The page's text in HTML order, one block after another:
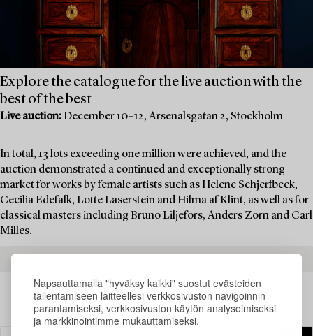
Napsauttamalla "hyväksy kaikki" suostut evästeiden
tallentamiseen laitteellesi verkkosivuston navigoinnin
parantamiseksi, verkkosivuston käytön analysoimiseksi
ja markkinointimme mukauttamiseksi.
Explore the catalogue for the live auction with the
best of the best
Live auction: December 10–12, Arsenalsgatan 2, Stockholm
In total, 13 lots exceeding one million were achieved, and the
auction demonstrated a continued and exceptionally strong
market for works by female artists such as Helene Schjerfbeck,
Cecilia Edefalk, Lotte Laserstein and Hilma af Klint, as well as for
classical masters including Bruno Liljefors, Anders Zorn and Carl
Milles.